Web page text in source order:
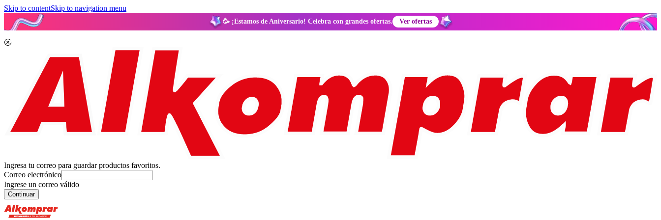
Skip to contentSkip to navigation menu
🥳 ¡Estamos de Aniversario! Celebra con grandes ofertas. Ver ofertas
Ingresa tu correo para guardar productos favoritos.
Correo electrónico
Ingrese un correo válido
Continuar